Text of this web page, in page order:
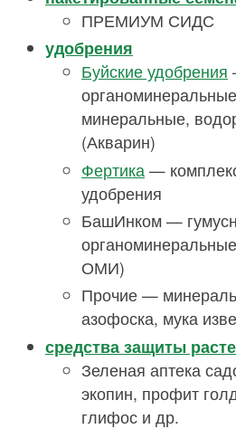
ПРЕМИУМ СИДС
удобрения
Буйские удобрения
минеральные,
(Акварин)
Фертика —
удобрения
БашИнком —
ОМИ)
Прочие —
азофоска, мука
средства защиты
Зеленая аптека
экопин, профит
глифос и др.